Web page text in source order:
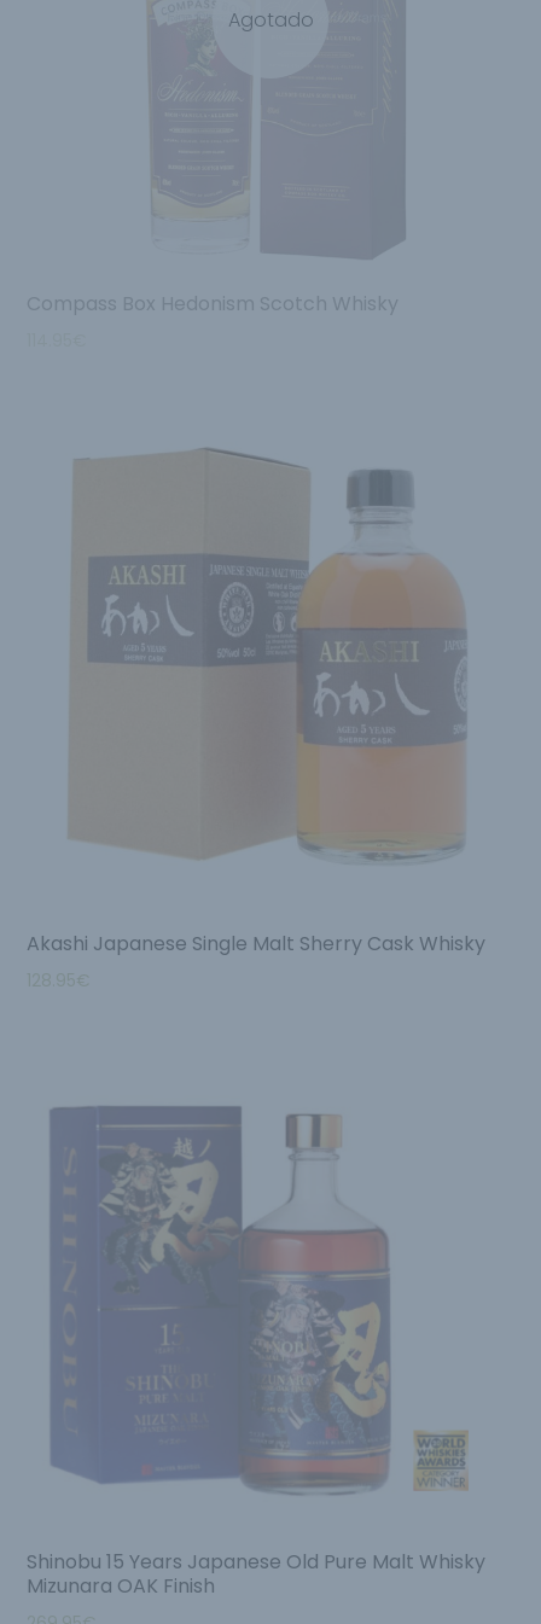
Agotado
Compass Box Hedonism Scotch Whisky
Akashi Japanese Single Malt Sherry Cask Whisky
128.95€
Shinobu 15 Years Japanese Old Pure Malt Whisky
Mizunara OAK Finish